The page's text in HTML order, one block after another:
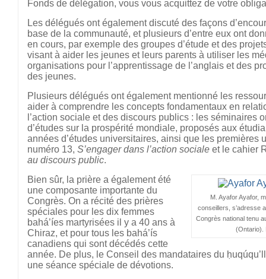
Fonds de délégation, vous vous acquittez de votre
Les délégués ont également discuté des façons
base de la communauté, et plusieurs d’entre eux ont
en cours, par exemple des groupes d’étude et des
visant à aider les jeunes et leurs parents à utiliser les
organisations pour l’apprentissage de l’anglais et des
des jeunes.
Plusieurs délégués ont également mentionné les
aider à comprendre les concepts fondamentaux en
l’action sociale et des discours publics : les séminaires
d’études sur la prospérité mondiale, proposés aux
années d’études universitaires, ainsi que les premières
numéro 13, S’engager dans l’action sociale et le cahier
au discours public.
M. Ayafor Ayafor,
conseillers, s’adresse
Congrès national tenu
(Ontario).
Bien sûr, la prière a également été
une composante importante du
Congrès. On a récité des prières
spéciales pour les dix femmes
bahá’íes martyrisées il y a 40 ans à
Chiraz, et pour tous les bahá’ís
canadiens qui sont décédés cette
année. De plus, le Conseil des mandataires du
une séance spéciale de dévotions.